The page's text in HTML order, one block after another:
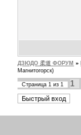
ДЗЮДО 柔道 ФОРУМ »
Магнитогорск)
Страница1 из1 1